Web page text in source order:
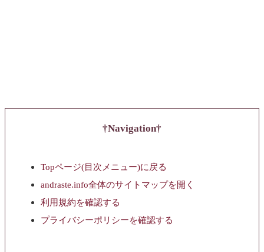
Navigation
Topページ(目次メニュー)に戻る
andraste.info全体のサイトマップを開く
利用規約を確認する
プライバシーポリシーを確認する